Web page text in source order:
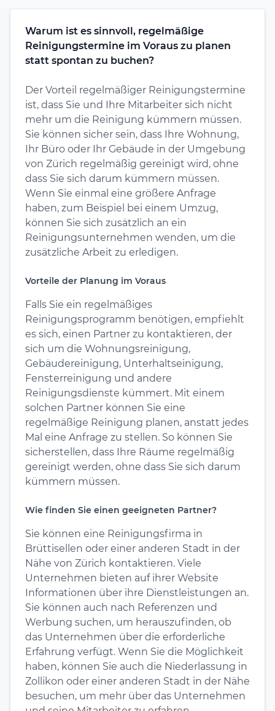
Warum ist es sinnvoll, regelmäßige
Reinigungstermine im Voraus zu planen
statt spontan zu buchen?
Der Vorteil regelmäßiger Reinigungstermine
ist, dass Sie und Ihre Mitarbeiter sich nicht
mehr um die Reinigung kümmern müssen.
Sie können sicher sein, dass Ihre Wohnung,
Ihr Büro oder Ihr Gebäude in der Umgebung
von Zürich regelmäßig gereinigt wird, ohne
dass Sie sich darum kümmern müssen.
Wenn Sie einmal eine größere Anfrage
haben, zum Beispiel bei einem Umzug,
können Sie sich zusätzlich an ein
Reinigungsunternehmen wenden, um die
zusätzliche Arbeit zu erledigen.
Vorteile der Planung im Voraus
Falls Sie ein regelmäßiges
Reinigungsprogramm benötigen, empfiehlt
es sich, einen Partner zu kontaktieren, der
sich um die Wohnungsreinigung,
Gebäudereinigung, Unterhaltseinigung,
Fensterreinigung und andere
Reinigungsdienste kümmert. Mit einem
solchen Partner können Sie eine
regelmäßige Reinigung planen, anstatt jedes
Mal eine Anfrage zu stellen. So können Sie
sicherstellen, dass Ihre Räume regelmäßig
gereinigt werden, ohne dass Sie sich darum
kümmern müssen.
Wie finden Sie einen geeigneten Partner?
Sie können eine Reinigungsfirma in
Brüttisellen oder einer anderen Stadt in der
Nähe von Zürich kontaktieren. Viele
Unternehmen bieten auf ihrer Website
Informationen über ihre Dienstleistungen an.
Sie können auch nach Referenzen und
Werbung suchen, um herauszufinden, ob
das Unternehmen über die erforderliche
Erfahrung verfügt. Wenn Sie die Möglichkeit
haben, können Sie auch die Niederlassung in
Zollikon oder einer anderen Stadt in der Nähe
besuchen, um mehr über das Unternehmen